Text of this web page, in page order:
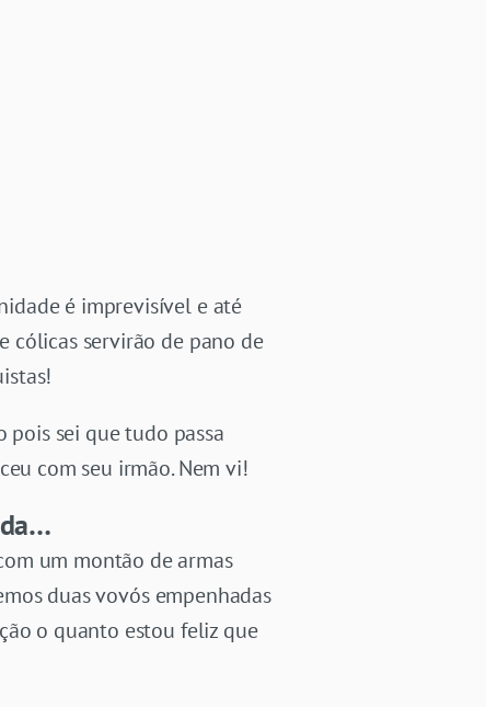
é imprevisível e até
cólicas servirão de pano de
pois sei que tudo passa
com seu irmão. Nem vi!
um montão de armas
duas vovós empenhadas
o quanto estou feliz que